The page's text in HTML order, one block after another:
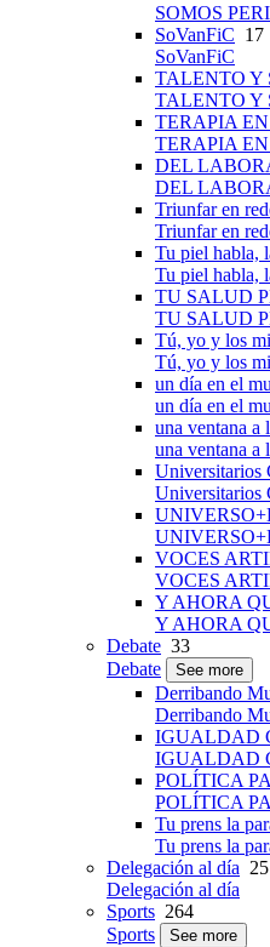
SOMOS
SoVanFiC 17
SoVanFiC
TALENTO Y
TALENTO Y
TERAPIA
TERAPIA
DEL
DEL
Triunfar en
Triunfar en
Tu piel habla,
Tu piel habla,
TU SALUD
TU SALUD
Tú, yo y los
Tú, yo y los
un día en el
un día en el
una ventana a
una ventana a
Universitarios
Universitarios
VOCES
VOCES
Y AHORA
Y AHORA
Debate 33
Debate
See more
Derribando
Derribando
IGUALDAD
IGUALDAD
POLÍTICA
POLÍTICA
Tu prens la
Tu prens la
Delegación al día 25
Delegación al día
Sports 264
Sports
See more